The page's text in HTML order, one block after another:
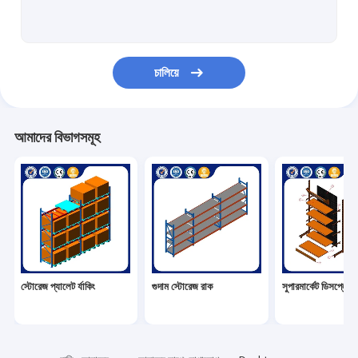
রেডিও শাটল রেলিং
খুব সংকীর্ণ আইল র্যাকিং
মেজানাইন র্যাক
ইস্পাত কাঠামো প্ল্যাটফর্ম
এইচডিপিই প্লাস্টিকের প্যালেট
চালিয়ে
আমাদের বিভাগসমূহ
স্টোরেজ প্যালেট র্যাকিং গুদাম স্টোরেজ রাক সুপারমার্কেট ডিসপ্লে